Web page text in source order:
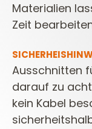
Materialien
Zeit
Ausschnitten
darauf zu
kein Kabel